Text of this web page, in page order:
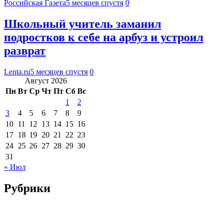
Российская Газета5 месяцев спустя 0
Школьный учитель заманил
подростков к себе на арбуз и устроил
разврат
Lenta.ru5 месяцев спустя 0
Август 2026
Пн Вт Ср Чт Пт Сб Вс
1
2
3
4 5 6 7 8
9
10 11 12 13 14 15 16
17 18 19 20 21 22 23
24 25 26 27 28 29 30
31
« Июл
Рубрики